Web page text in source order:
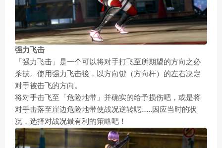
强力飞击
「强力飞击」是一个可以将对手打飞至所期望的方向之必
杀技。使用强力飞击後，以方向键（方向杆）的左右决定
对手被击飞的方向。
将对手击飞至「危险地带」并确实的给予损伤吧，或是将
对手击落至崖边危险地带使战况逆转呢……因应当时的状
况，选择对战况最有利的策略吧！